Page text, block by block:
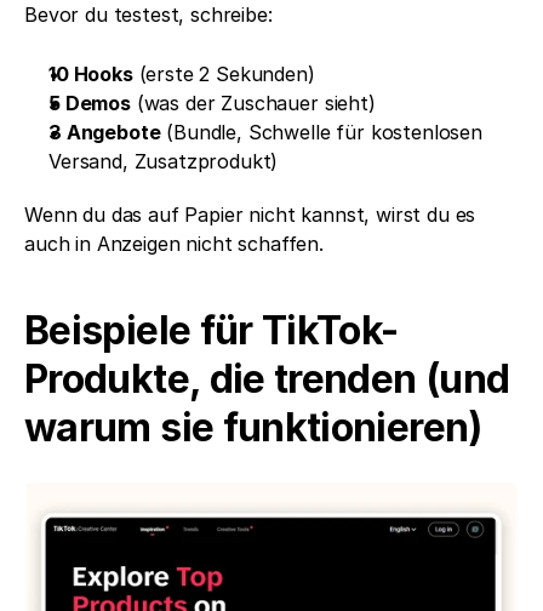
Bevor du testest, schreibe:
10 Hooks (erste 2 Sekunden)
5 Demos (was der Zuschauer sieht)
3 Angebote (Bundle, Schwelle für kostenlosen
Versand, Zusatzprodukt)
Wenn du das auf Papier nicht kannst, wirst du es
auch in Anzeigen nicht schaffen.
Beispiele für TikTok-
Produkte, die trenden (und
warum sie funktionieren)